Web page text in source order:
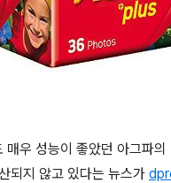
매우 성능이 좋았던 아그파
되지 않고 있다는 뉴스가